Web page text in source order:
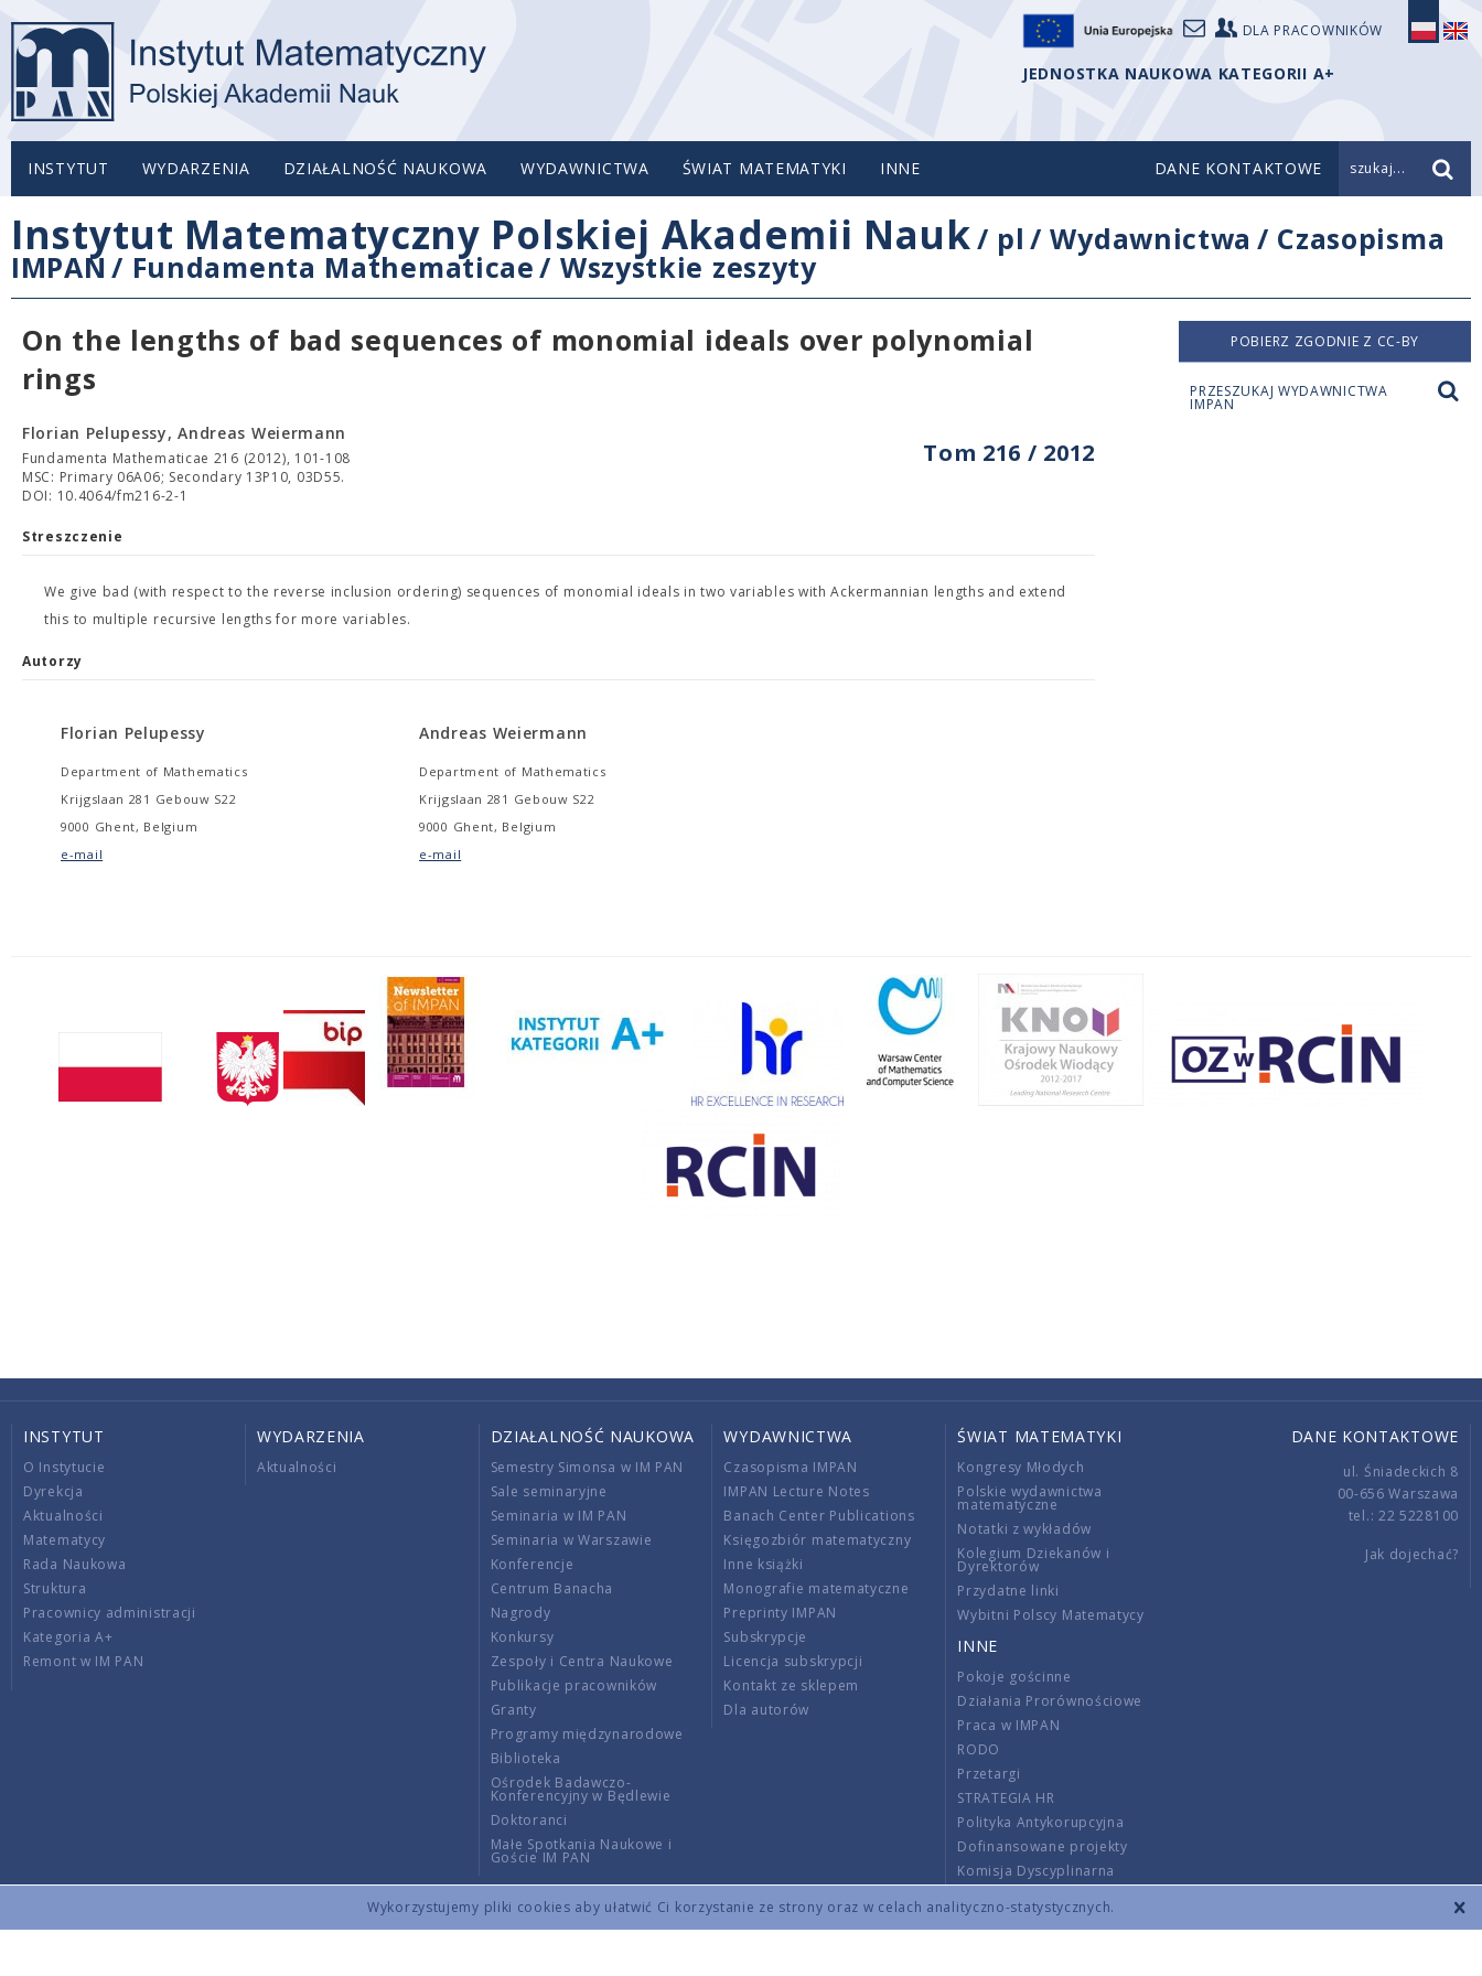
Wykorzystujemy pliki cookies aby ułatwić Ci korzystanie ze strony oraz w celach analityczno-statystycznych.
DLA PRACOWNIKÓW
JEDNOSTKA NAUKOWA KATEGORII A+
INSTYTUT WYDARZENIA DZIAŁALNOŚĆ NAUKOWA WYDAWNICTWA ŚWIAT MATEMATYKI INNE DANE KONTAKTOWE szukaj...
Instytut Matematyczny Polskiej Akademii Nauk/ pl /Wydawnictwa / Czasopisma
IMPAN / Fundamenta Mathematicae/ Wszystkie zeszyty
On the lengths of bad sequences of monomial ideals over polynomial
rings
Tom 216 / 2012
Florian Pelupessy, Andreas Weiermann
Fundamenta Mathematicae 216 (2012), 101-108
MSC: Primary 06A06; Secondary 13P10, 03D55.
DOI: 10.4064/fm216-2-1
Streszczenie
We give bad (with respect to the reverse inclusion ordering) sequences of monomial ideals in two variables with Ackermannian lengths and extend
this to multiple recursive lengths for more variables.
Autorzy
Florian Pelupessy
Department of Mathematics
Krijgslaan 281 Gebouw S22
9000 Ghent, Belgium
e-mail
Andreas Weiermann
Department of Mathematics
Krijgslaan 281 Gebouw S22
9000 Ghent, Belgium
e-mail
POBIERZ ZGODNIE Z CC-BY
PRZESZUKAJ WYDAWNICTWA
IMPAN
INSTYTUT
O Instytucie
Dyrekcja
Aktualności
Matematycy
Rada Naukowa
Struktura
Pracownicy administracji
Kategoria A+
Remont w IM PAN
WYDARZENIA
Aktualności
DZIAŁALNOŚĆ NAUKOWA
Semestry Simonsa w IM PAN
Sale seminaryjne
Seminaria w IM PAN
Seminaria w Warszawie
Konferencje
Centrum Banacha
Nagrody
Konkursy
Zespoły i Centra Naukowe
Publikacje pracowników
Granty
Programy międzynarodowe
Biblioteka
Ośrodek Badawczo-
Konferencyjny w Będlewie
Doktoranci
Małe Spotkania Naukowe i
Goście IM PAN
WYDAWNICTWA
Czasopisma IMPAN
IMPAN Lecture Notes
Banach Center Publications
Księgozbiór matematyczny
Inne książki
Monografie matematyczne
Preprinty IMPAN
Subskrypcje
Licencja subskrypcji
Kontakt ze sklepem
Dla autorów
ŚWIAT MATEMATYKI
Kongresy Młodych
Polskie wydawnictwa
matematyczne
Notatki z wykładów
Kolegium Dziekanów i
Dyrektorów
Przydatne linki
Wybitni Polscy Matematycy
INNE
Pokoje gościnne
Działania Prorównościowe
Praca w IMPAN
RODO
Przetargi
STRATEGIA HR
Polityka Antykorupcyjna
Dofinansowane projekty
Komisja Dyscyplinarna
Wnoszenie opłat
DANE KONTAKTOWE
ul. Śniadeckich 8
00-656 Warszawa
tel.: 22 5228100
Jak dojechać?